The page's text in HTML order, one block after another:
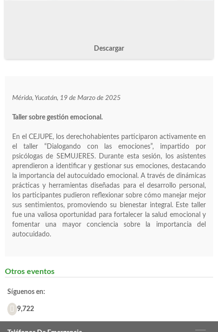
Descargar
Mérida, Yucatán, 19 de Marzo de 2025
Taller sobre gestión emocional.
En el CEJUPE, los derechohabientes participaron activamente en
el taller “Dialogando con las emociones”, impartido por
psicólogas de SEMUJERES. Durante esta sesión, los asistentes
aprendieron a identificar y gestionar sus emociones, destacando
la importancia del autocuidado emocional. A través de dinámicas
prácticas y herramientas diseñadas para el desarrollo personal,
los participantes pudieron reflexionar sobre cómo manejar mejor
sus sentimientos, promoviendo su bienestar integral. Este taller
fue una valiosa oportunidad para fortalecer la salud emocional y
fomentar una mayor conciencia sobre la importancia del
autocuidado.
Otros eventos
Síguenos en:
9,722